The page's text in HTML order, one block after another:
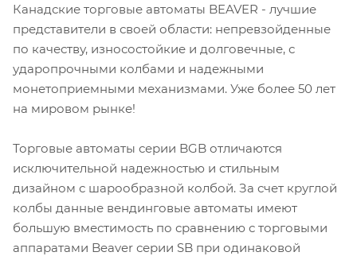
Канадские торговые автоматы BEAVER - лучшие
представители в своей области: непревзойденные
по качеству, износостойкие и долговечные, с
ударопрочными колбами и надежными
монетоприемными механизмами. Уже более 50 лет
на мировом рынке!
Торговые автоматы серии BGB отличаются
исключительной надежностью и стильным
дизайном с шарообразной колбой. За счет круглой
колбы данные вендинговые автоматы имеют
большую вместимость по сравнению с торговыми
аппаратами Beaver серии SB при одинаковой